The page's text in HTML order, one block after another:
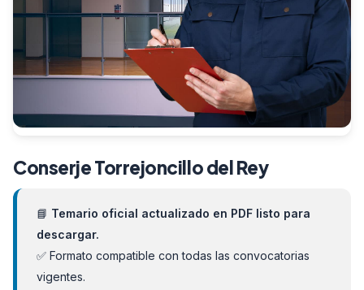
Conserje Torrejoncillo del Rey
📘 Temario oficial actualizado en PDF listo para
descargar.
✅ Formato compatible con todas las convocatorias
vigentes.